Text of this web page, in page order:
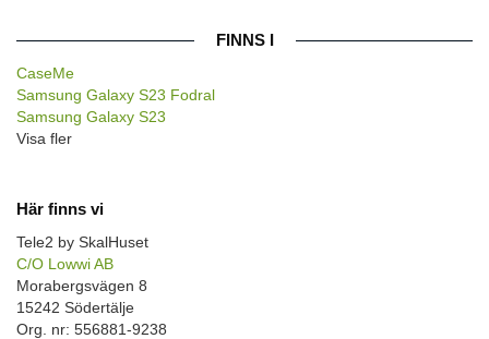
FINNS I
CaseMe
Samsung Galaxy S23 Fodral
Samsung Galaxy S23
Visa fler
Här finns vi
Tele2 by SkalHuset
C/O Lowwi AB
Morabergsvägen 8
15242 Södertälje
Org. nr: 556881-9238